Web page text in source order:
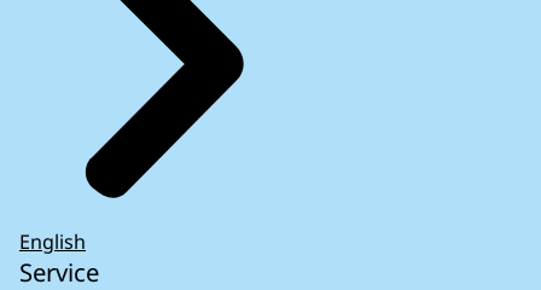
English
Service